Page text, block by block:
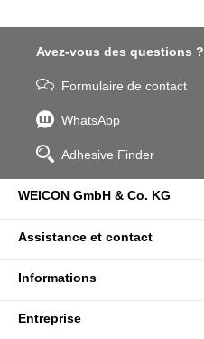
Avez-vous des questions ?
Formulaire de contact
WhatsApp
Adhesive Finder
WEICON GmbH & Co. KG
Assistance et contact
Informations
Entreprise